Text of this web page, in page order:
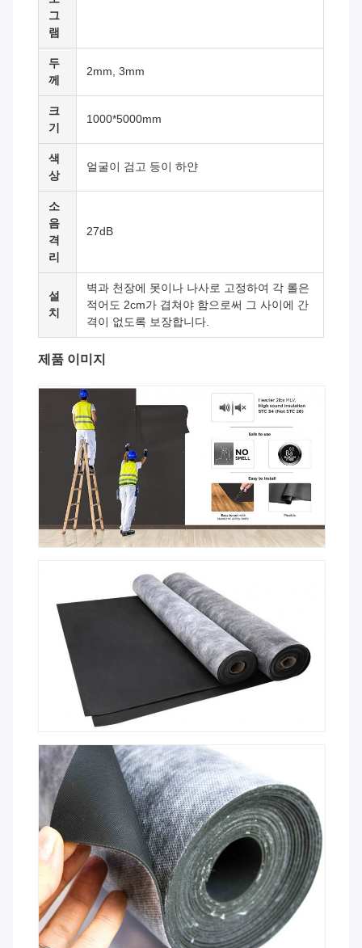
그
램
두
께
2mm, 3mm
크
기
1000*5000mm
색
상
얼굴이 검고 등이 하얀
소
음
격
리
27dB
설
치
벽과 천장에 못이나 나사로 고정하여 각 롤은
적어도 2cm가 겹쳐야 함으로써 그 사이에 간
격이 없도록 보장합니다.
제품 이미지